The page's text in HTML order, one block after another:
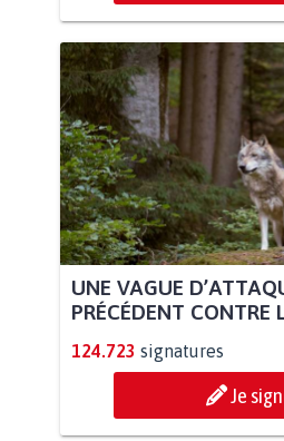
UNE VAGUE
PRÉCÉDENT CONTRE
124.723 signatures
Je